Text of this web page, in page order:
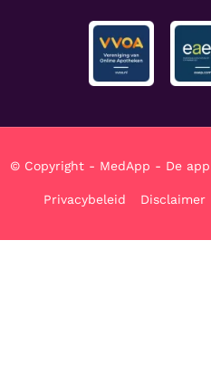
© Copyright - MedApp - De
Privacybeleid Disclaimer